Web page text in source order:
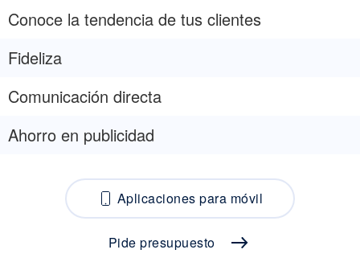
Conoce la tendencia de tus clientes
Fideliza
Comunicación directa
Ahorro en publicidad
Aplicaciones para móvil
Pide presupuesto